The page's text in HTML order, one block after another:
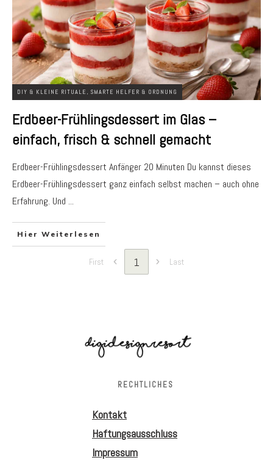
DIY & KLEINE RITUALE , SMARTE HELFER & ORDNUNG
Erdbeer-Frühlingsdessert im Glas –
einfach, frisch & schnell gemacht
Erdbeer-Frühlingsdessert Anfänger 20 Minuten Du kannst dieses
Erdbeer-Frühlingsdessert ganz einfach selbst machen – auch ohne
Erfahrung. Und ...
Hier Weiterlesen
First 1 Last
RECHTLICHES
Kontakt
Haftungsausschluss
Impressum